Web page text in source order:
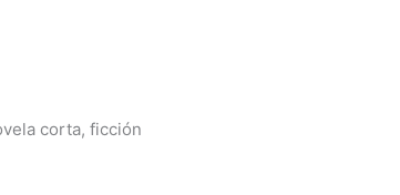
corta, ficción